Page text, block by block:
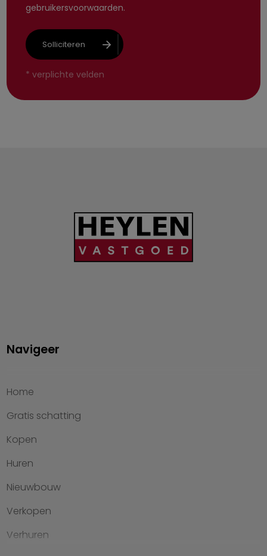
gebruikersvoorwaarden.
Solliciteren
*verplichte velden
Navigeer
Home
Gratis schatting
Kopen
Huren
Nieuwbouw
Verkopen
Verhuren